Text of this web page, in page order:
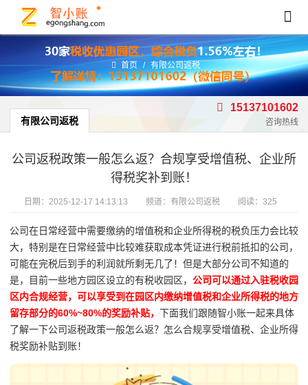
首页 / 有限公司返税
有限公司返税
15137101602
咨询热线
公司返税政策一般怎么返？合规享受增值税、企业所
得税奖补到账！
日期： 2025-12-17 14:13:13 频道： 有限公司返税 阅读：325
公司在日常经营中需要缴纳的增值税和企业所得税的税负压力会比较
大，特别是在日常经营中比较难获取成本凭证进行税前抵扣的公司，
可能在完税后到手的利润就所剩无几了！但是大部分公司不知道的
是，目前一些地方园区设立的有税收园区， 公司可以通过入驻税收园
区内合规经营，可以享受到在园区内缴纳增值税和企业所得税的地方
留存部分的60%~80%的奖励补贴， 下面我们跟随智小账一起来具体
了解一下公司返税政策一般怎么返？怎么合规享受增值税、企业所得
税奖励补贴到账！